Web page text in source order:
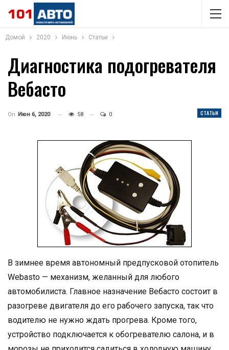
Домой 2020 Июнь Статьи
Диагностика подогревателя
Вебасто
СТАТЬИ
On Июн 6, 2020 58 0
В зимнее время автономный предпусковой отопитель
Webasto — механизм, желанный для любого
автомобилиста. Главное назначение Вебасто состоит в
разогреве двигателя до его рабочего запуска, так что
водителю не нужно ждать прогрева. Кроме того,
устройство подключается к обогревателю салона, и в